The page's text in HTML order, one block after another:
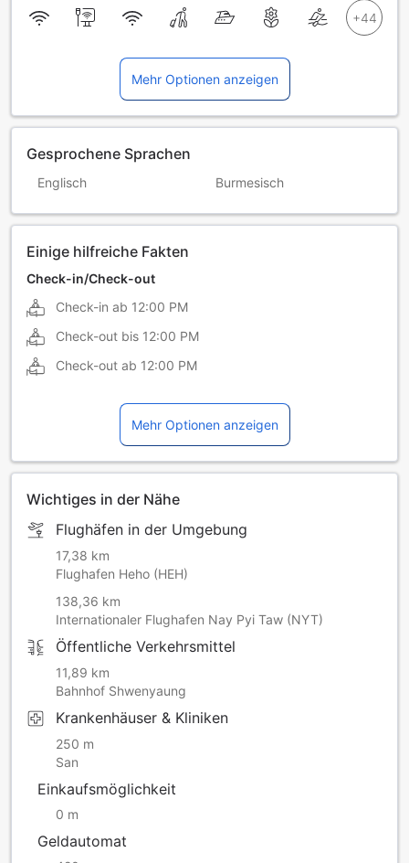
Mehr Optionen anzeigen
Gesprochene Sprachen
Englisch Burmesisch
Einige hilfreiche Fakten
Check-in/Check-out
Check-in ab 12:00 PM
Check-out bis 12:00 PM
Check-out ab 12:00 PM
Mehr Optionen anzeigen
Wichtiges in der Nähe
Flughäfen in der Umgebung
17,38 km
Flughafen Heho (HEH)
138,36 km
Internationaler Flughafen Nay Pyi Taw (NYT)
Öffentliche Verkehrsmittel
11,89 km
Bahnhof Shwenyaung
Krankenhäuser & Kliniken
250 m
San
Einkaufsmöglichkeit
0 m
Geldautomat